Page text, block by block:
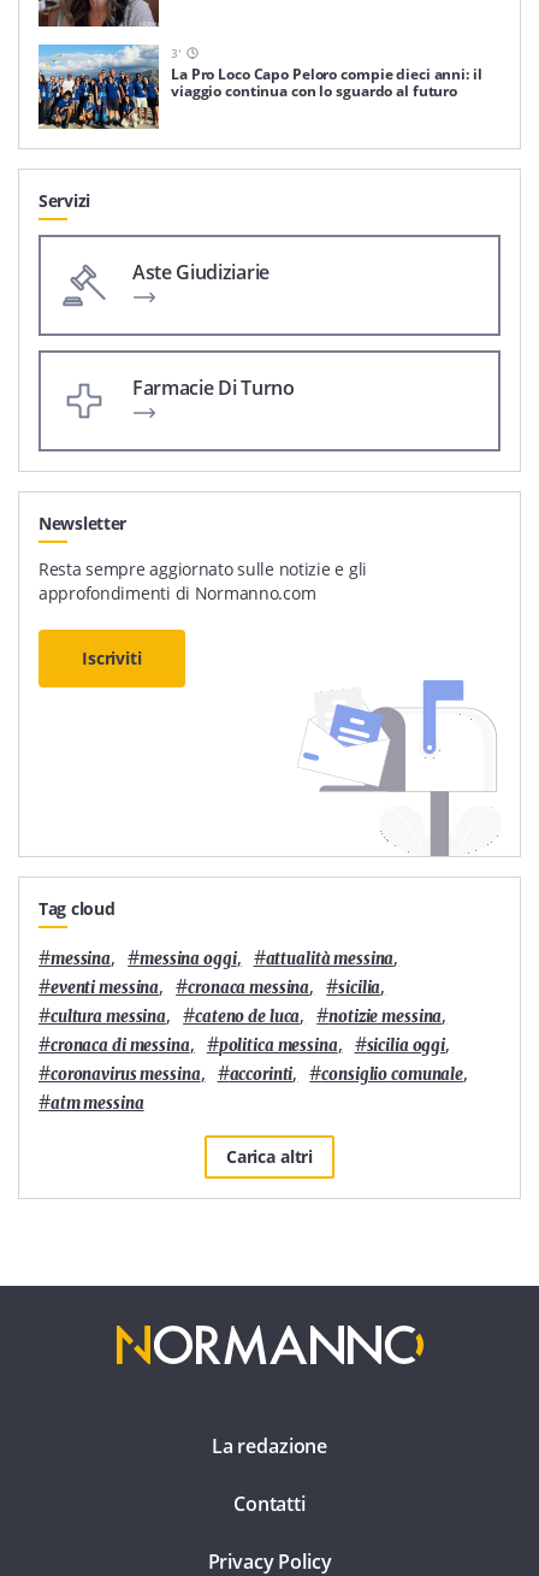
3'
La Pro Loco Capo Peloro compie dieci anni: il
viaggio continua con lo sguardo al futuro
Servizi
Aste Giudiziarie
Farmacie Di Turno
Newsletter
Resta sempre aggiornato sulle notizie e gli
approfondimenti di Normanno.com
Iscriviti
Tag cloud
#messina, #messina oggi, #attualità messina,
#eventi messina, #cronaca messina, #sicilia,
#cultura messina, #cateno de luca, #notizie messina,
#cronaca di messina, #politica messina, #sicilia oggi,
#coronavirus messina, #accorinti, #consiglio comunale,
#atm messina
Carica altri
La redazione
Contatti
Privacy Policy